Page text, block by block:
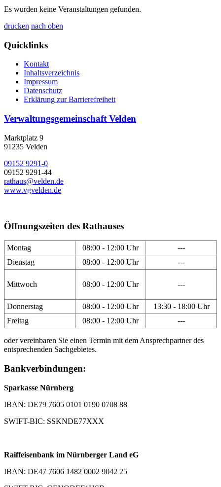
Es wurden keine Veranstaltungen gefunden.
drucken nach oben
Quicklinks
Kontakt
Inhaltsverzeichnis
Impressum
Datenschutz
Erklärung zur Barrierefreiheit
Verwaltungsgemeinschaft Velden
Marktplatz 9
91235 Velden
09152 9291-0
09152 9291-44
rathaus@velden.de
www.vgvelden.de
Öffnungszeiten des Rathauses
Montag 08:00 - 12:00 Uhr
---
Dienstag
08:00 - 12:00 Uhr ---
Mittwoch 08:00 - 12:00 Uhr ---
Donnerstag 08:00 - 12:00 Uhr
13:30 - 18:00 Uhr
Freitag
08:00 - 12:00 Uhr ---
oder vereinbaren Sie einen Termin mit dem Ansprechpartner des
entsprechenden Sachgebietes.
Bankverbindungen:
Sparkasse Nürnberg
IBAN: DE79 7605 0101 0190 0708 88
SWIFT-BIC: SSKNDE77XXX
Raiffeisenbank im Nürnberger Land eG
IBAN: DE47 7606 1482 0002 9042 25